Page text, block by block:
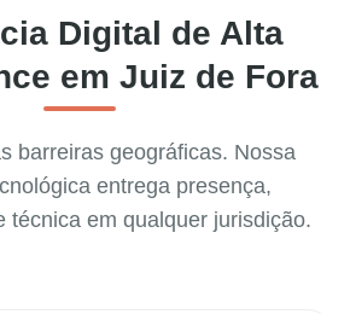
Digital de Alta
em Juiz de Fora
barreiras geográficas. Nossa
entrega presença,
técnica em qualquer jurisdição.